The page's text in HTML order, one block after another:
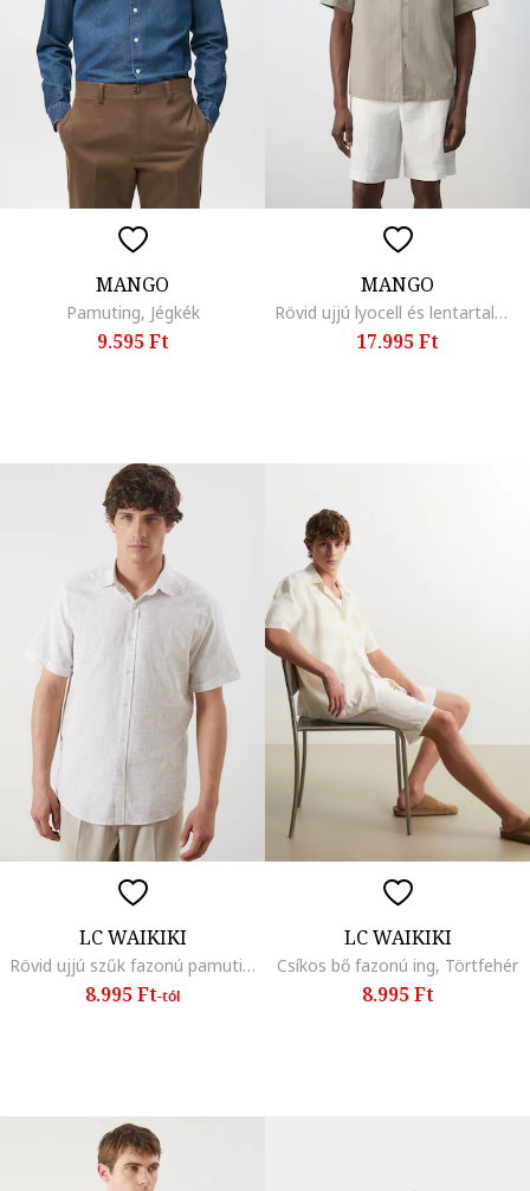
MANGO
Pamuting, Jégkék
9.595 Ft
MANGO
Rövid ujjú lyocell és lentartalmú ing, Világosbarna
17.995 Ft
LC WAIKIKI
Rövid ujjú szűk fazonú pamuting, Törtfehér
8.995 Ft-tól
LC WAIKIKI
Csíkos bő fazonú ing, Törtfehér
8.995 Ft